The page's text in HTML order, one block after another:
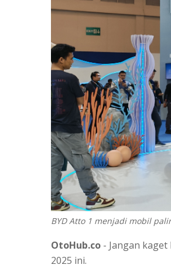
BYD Atto 1 menjadi mobil
OtoHub.co - Jangan
2025 ini.